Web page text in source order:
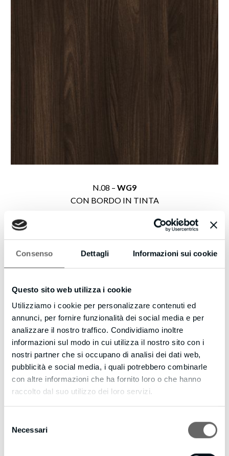
Consenso Dettagli Informazioni sui cookie
Questo sito web utilizza i cookie
Utilizziamo i cookie per personalizzare contenuti ed
annunci, per fornire funzionalità dei social media e per
analizzare il nostro traffico. Condividiamo inoltre
informazioni sul modo in cui utilizza il nostro sito con i
nostri partner che si occupano di analisi dei dati web,
pubblicità e social media, i quali potrebbero combinarle
con altre informazioni che ha fornito loro o che hanno
raccolto dal suo utilizzo dei loro servizi.
delNecessari
N.08 – WG9
CON BORDO IN TINTA